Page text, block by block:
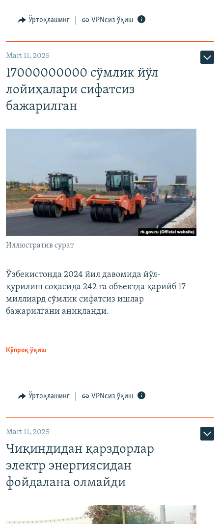
Ўртоқлашинг VPNсиз ўқиш
Mart 11, 2025
17000000000 сўмлик йўл
лойиҳалари сифатсиз
бажарилган
Иллюстратив сурат
Ўзбекистонда 2024 йил давомида йўл-
қурилиш соҳасида 242 та объектда қарийб 17
миллиард сўмлик сифатсиз ишлар
бажарилгани аниқланди.
Кўпроқ ўқиш
Ўртоқлашинг VPNсиз ўқиш
Mart 11, 2025
Чиқиндидан қарздорлар
электр энергиясидан
фойдалана олмайди